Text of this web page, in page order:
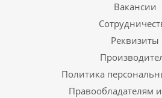
Вакансии
Реквизиты
Политика
Правообладателям